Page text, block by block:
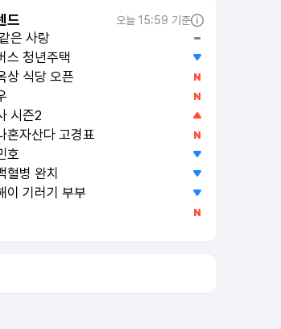
드 오늘 15:59 기준
은 사랑
스 청년주택
상 식당 오픈
시즌2
혼자산다 고경표
호
혈병 완치
이 기러기 부부